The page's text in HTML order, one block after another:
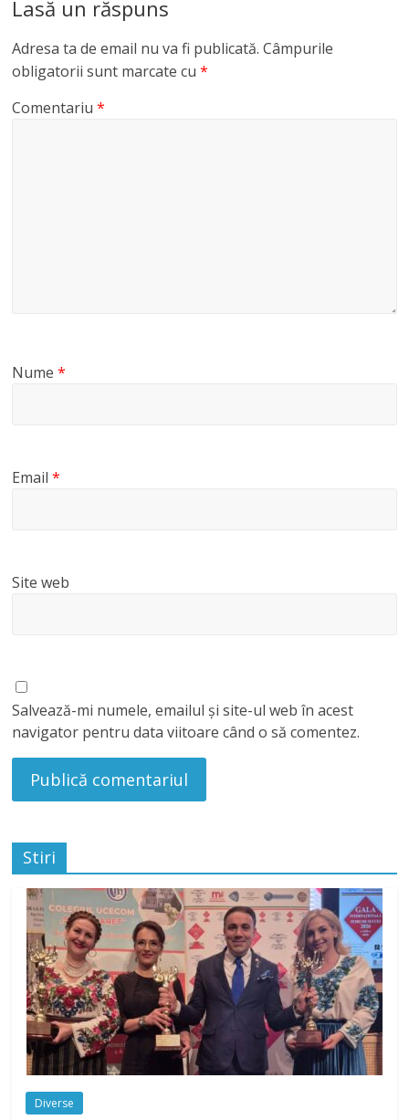
Lasă un răspuns
Adresa ta de email nu va fi publicată. Câmpurile
obligatorii sunt marcate cu*
Comentariu*
Nume*
Email*
Site web
Salvează-mi numele, emailul și site-ul web în acest
navigator pentru data viitoare când o să comentez.
Stiri
Diverse